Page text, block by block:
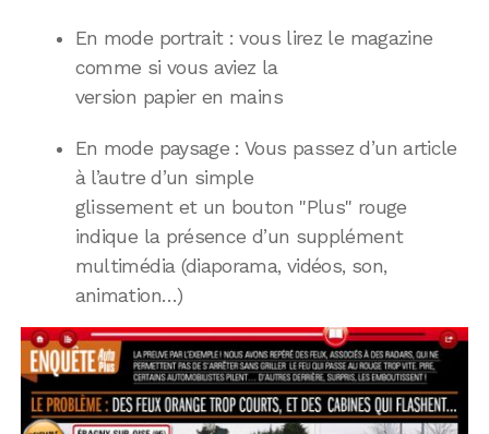
En mode portrait : vous lirez le magazine
comme si vous aviez la
version papier en mains
En mode paysage : Vous passez d’un article
à l’autre d’un simple
glissement et un bouton "Plus" rouge
indique la présence d’un supplément
multimédia (diaporama, vidéos, son,
animation…)